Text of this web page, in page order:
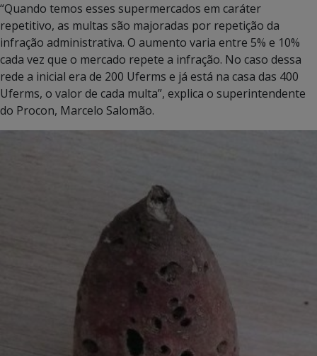
“Quando temos esses supermercados em caráter
repetitivo, as multas são majoradas por repetição da
infração administrativa. O aumento varia entre 5% e 10%
cada vez que o mercado repete a infração. No caso dessa
rede a inicial era de 200 Uferms e já está na casa das 400
Uferms, o valor de cada multa”, explica o superintendente
do Procon, Marcelo Salomão.